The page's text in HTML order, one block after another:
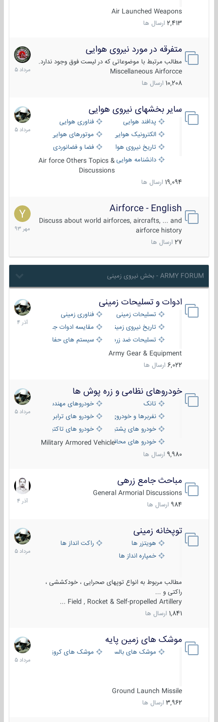
Air Launched Weapons
2,413 ارسال ها
متفرقه در مورد نیروی هوایی
مطالب مرتبط با موضوعاتی که در لیست فوق وجود ندارد.
Miscellaneous Airforcce
10,208 ارسال ها
7
مرداد
1405
سایر بخشهای نیروی هوایی
پدافند هوایی
فناوری هوایی
الکترونیک هوایی
موتورهای هوایی
تاریخ نیروی هوایی
فضا و فضانوردی
دانشنامه هواییAir force Others Topics &
Discussions
19,094 ارسال ها
2
مرداد
1405
Airforce - English
Discuss about world airforces, aircrafts, ... and
airforce history
27 ارسال ها
15
مهر
1393
ARMY FORUM - بخش نیروی زمینی
ادوات و تسلیحات زمینی
تسلیحات زمینی
فناوری زمینی
تاریخ نیروی زمینی
مقایسه ادوات جنگی
تسلیحات ضد زره
سیستم های حفاظت فعال
Army Gear & Equipment
6,022 ارسال ها
21
آذر
1404
خودروهای نظامی و زره پوش ها
تانک
خودروهای مهندسی
نفربرها و خودروی های رزمی پیاده نظام
خودرو های ترابری نظامی
خودرو های پشتیبانی آتش ، شناسایی و ضد تانک
خودرو های تاکتیکی نظامی
خودرو های محافظت شدهMilitary Armored Vehicle
9,980 ارسال ها
2
مرداد
1405
مباحث جامع زرهی
General Armorial Discussions
984 ارسال ها
7
آذر
1404
توپخانه زمینی
هویتزر ها
راکت انداز ها
خمپاره انداز ها
مطالب مربوط به انواع توپهای صحرایی ، خودکششی ،
راکتی و ...
Field , Rocket & Self-propelled Artillery ...
1,841 ارسال ها
9
مرداد
1405
موشک های زمین پایه
موشک های بالستیک موشک های کروز
Ground Launch Missile
3,962 ارسال ها
2
مرداد
1405